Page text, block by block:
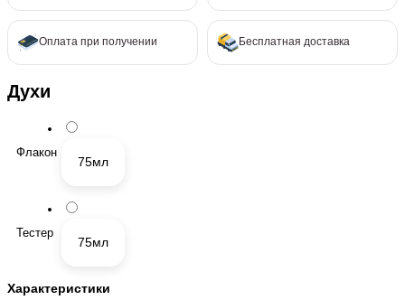
Оплата при получении Бесплатная доставка
Духи
Флакон
75мл
Тестер
75мл
Характеристики